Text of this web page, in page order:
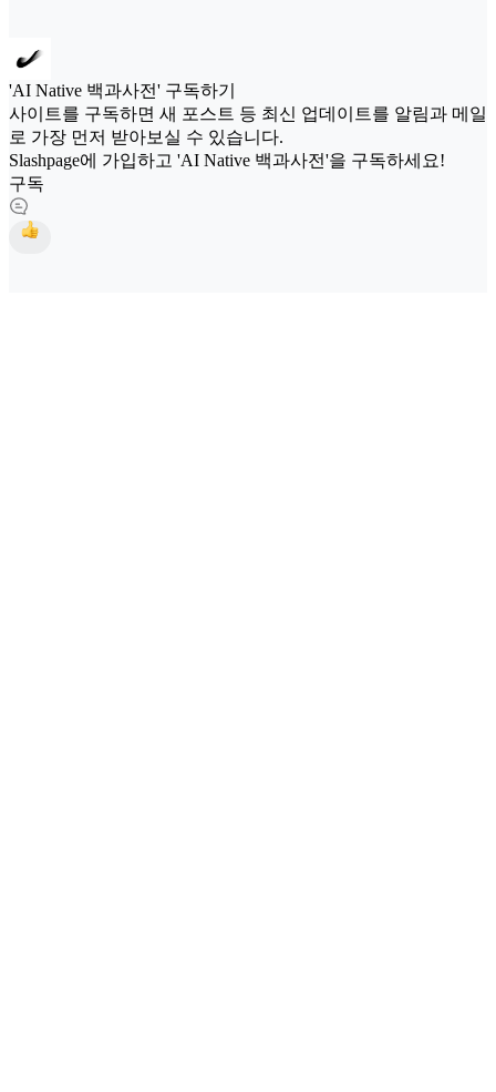
'AI Native 백과사전' 구독하기
사이트를 구독하면 새 포스트 등 최신 업데이트를 알림과 메일
로 가장 먼저 받아보실 수 있습니다.
Slashpage에 가입하고 'AI Native 백과사전'을 구독하세요!
구독